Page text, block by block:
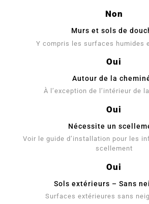
Non
Murs et sols de
Y compris les surfaces humides
Oui
Autour de la
À l’exception de l’intérieur de
Oui
Nécessite un
Voir le guide d’installation pour les
scellement
Oui
Sols extérieurs – Sans
Surfaces extérieures sans